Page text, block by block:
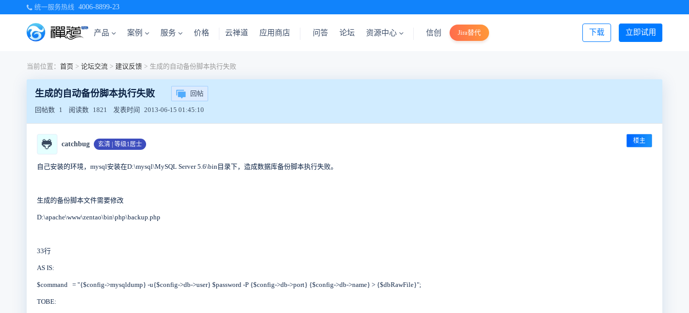
统一服务热线 4006-8899-23
产品 案例 服务 价格 立即试用
下载
云禅道 应用商店 问答 论坛 资源中心 信创 Jira替代 登录/注册
当前位置： 首页 > 论坛交流 > 建议反馈 > 生成的自动备份脚本执行失败
生成的自动备份脚本执行失败 回帖
回帖数 1 阅读数 1821 发表时间 2013-06-15 01:45:10
🐸 catchbug 玄清 | 等级1居士 楼主
自己安装的环境，mysql安装在D:\mysql\MySQL Server 5.6\bin目录下，造成数据库备份脚本执行失败。
生成的备份脚本文件需要修改
D:\apache\www\zentao\bin\php\backup.php
33行
AS IS:
$command = "{$config->mysqldump} -u{$config->db->user} $password -P {$config->db->port} {$config->db->name} > {$dbRawFile}";
TOBE: